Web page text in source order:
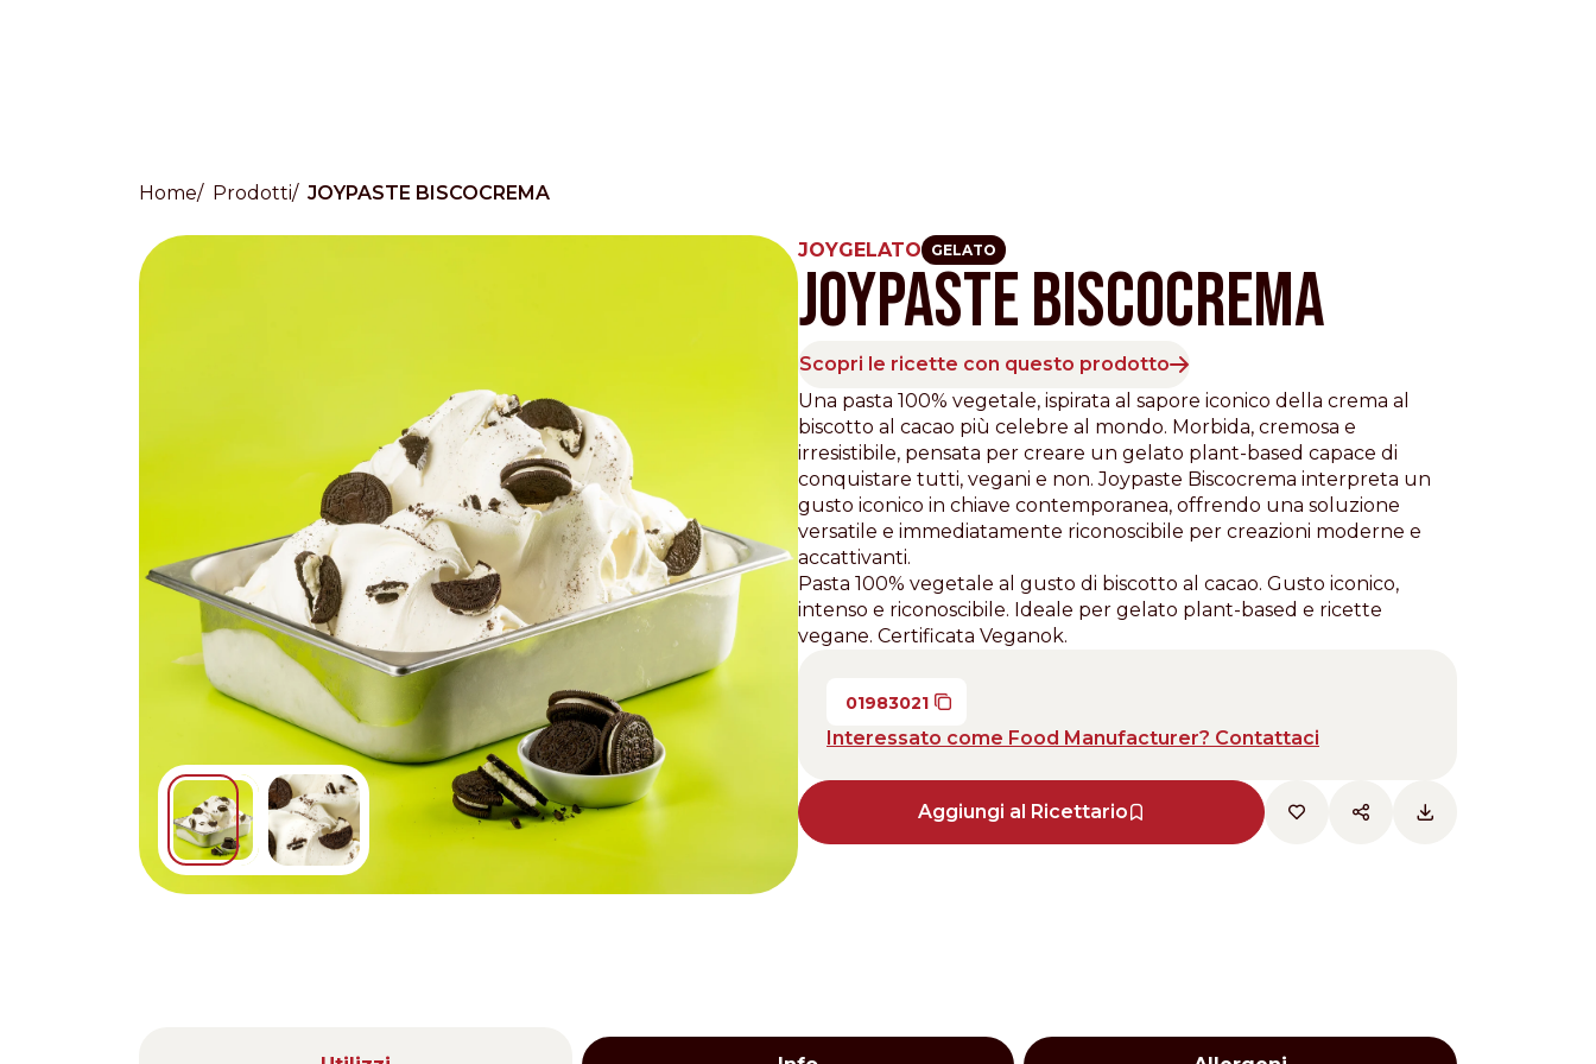
Countries
FrançaisPortuguês
Nederlands
DACH region
Deutsch
English
Asia and Pacific
English
North America
English
Shop
Dutch
Distributors and authorized clients
Web Order
Italian
English
Home Prodotti JOYPASTE BISCOCREMA
JOYGELATO GELATO
JOYPASTE BISCOCREMA
Scopri le ricette con questo prodotto
Una pasta 100% vegetale, ispirata al sapore iconico della crema al
biscotto al cacao più celebre al mondo. Morbida, cremosa e
irresistibile, pensata per creare un gelato plant-based capace di
conquistare tutti, vegani e non. Joypaste Biscocrema interpreta un
gusto iconico in chiave contemporanea, offrendo una soluzione
versatile e immediatamente riconoscibile per creazioni moderne e
accattivanti.
Pasta 100% vegetale al gusto di biscotto al cacao. Gusto iconico,
intenso e riconoscibile. Ideale per gelato plant-based e ricette
vegane. Certificata Veganok.
01983021
Interessato come Food Manufacturer? Contattaci
Aggiungi al Ricettario